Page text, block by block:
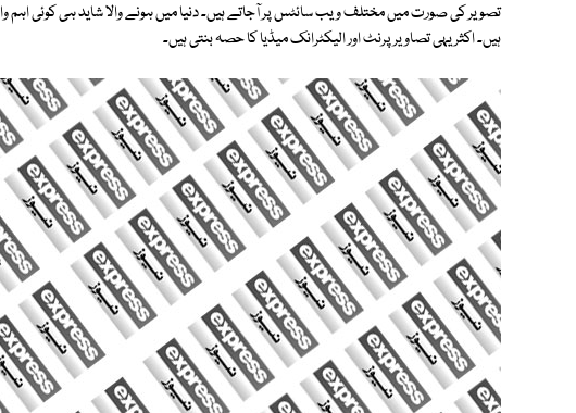
تصویر کی صورت میں مختلف ویب سائٹس پر آجاتے ہیں۔ دنیا میں ہونے والا شاید ہی کوئی
ہیں۔ اکثر یہی تصاویر پرنٹ اور الیکٹرانک میڈیا کا حصہ بنتی ہیں۔